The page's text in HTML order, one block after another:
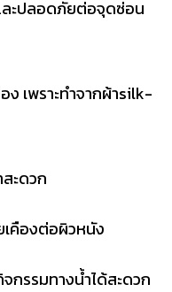
ละปลอดภัยต่อจุดซ่อน
ง เพราะทำจากผ้าsilk-
ะดวก
เคืองต่อผิวหนัง
กรรมทางน้ำได้สะดวก